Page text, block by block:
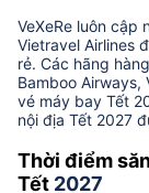
VeXeRe luôn cập
Vietravel Airlines
rẻ. Các hãng
Bamboo Airways,
vé máy bay Tết
nội địa Tết 2027
Thời điểm
Tết 2027